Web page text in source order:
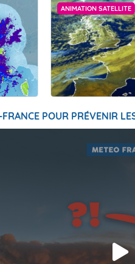
ANIMATION SATELLITE
POUR PRÉVENIR